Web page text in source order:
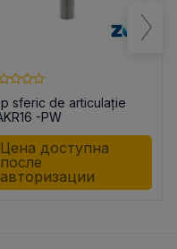
sferic de articulație
-PW
Цена доступна
после
авторизации